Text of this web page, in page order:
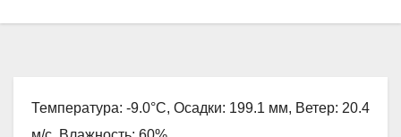
Температура: -9.0°C, Осадки: 199.1 мм, Ветер: 20.4